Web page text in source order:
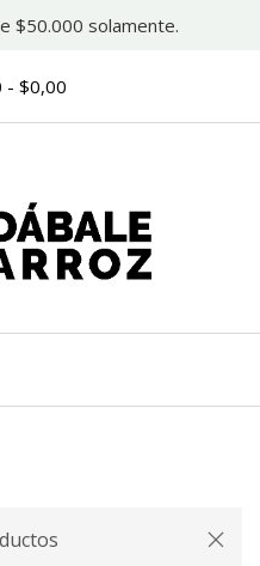
$50.000 solamente.
- $0,00